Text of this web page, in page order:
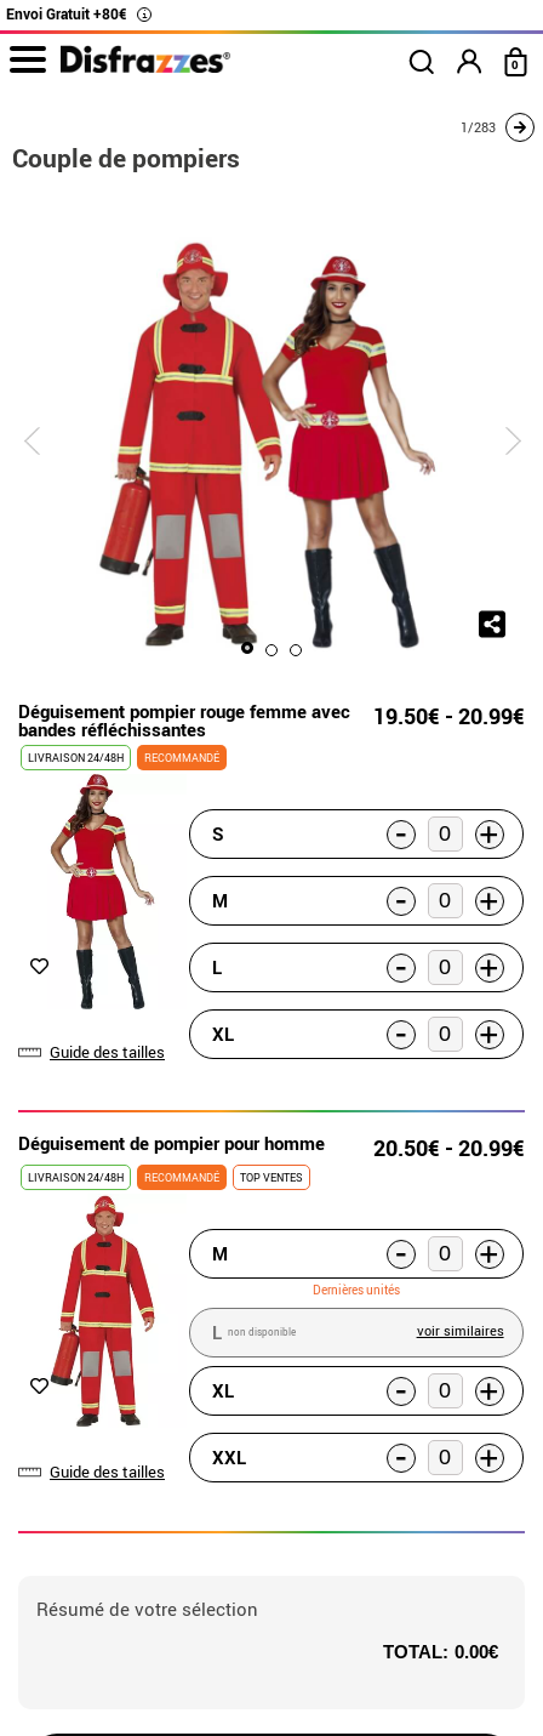
Envoi Gratuit +80€ i
0
Couple de pompiers
1/283
Couple de pompiers
Déguisement pompier rouge femme avec
bandes réfléchissantes 19.50€ - 20.99€
LIVRAISON 24/48H RECOMMANDÉ
Guide des tailles
S - +
M - +
L - +
XL - +
Déguisement de pompier pour homme 20.50€ - 20.99€
LIVRAISON 24/48H RECOMMANDÉ TOP VENTES
Guide des tailles
M - +
Dernières unités
L non disponible voir similaires
XL - +
XXL - +
Résumé de votre sélection
TOTAL: 0.00€